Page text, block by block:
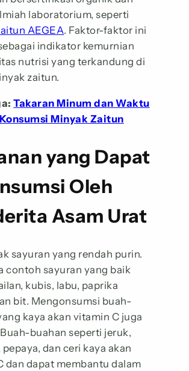
laboratorium, seperti
AEGEA. Faktor-faktor ini
indikator kemurnian
nutrisi yang terkandung di
zaitun.
Takaran Minum dan Waktu
Minyak Zaitun
yang Dapat
Oleh
Asam Urat
sayuran yang rendah purin.
contoh sayuran yang baik
kubis, labu, paprika
bit. Mengonsumsi buah-
kaya akan vitamin C juga
buahan seperti jeruk,
dan ceri kaya akan
dan dapat membantu dalam